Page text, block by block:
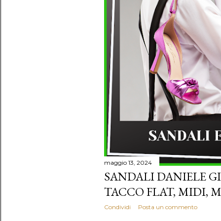
maggio 13, 2024
SANDALI DANIELE
TACCO FLAT, MIDI,
Condividi Posta un commento